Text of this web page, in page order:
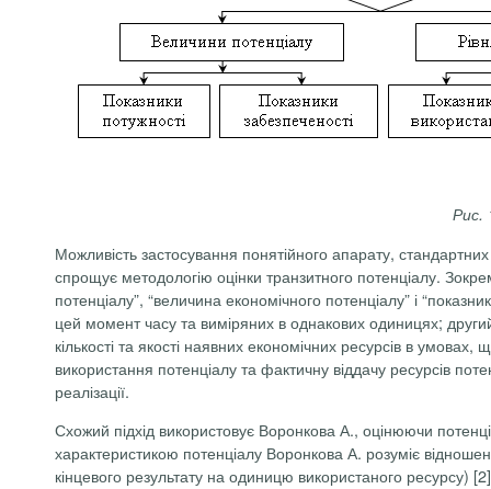
Рис.
Можливість застосування понятійного апарату,
спрощує методологію оцінки транзитного потенціалу.
потенціалу”, “величина економічного потенціалу” і
цей момент часу та виміряних в однакових одиницях;
кількості та якості наявних економічних ресурсів в
використання потенціалу та фактичну віддачу ресурсів
реалізації.
Схожий підхід використовує Воронкова А., оцінюючи
характеристикою потенціалу Воронкова А. розуміє
кінцевого результату на одиницю використаного ресурсу)